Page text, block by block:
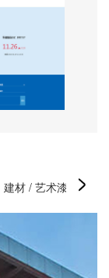
建材 / 艺术漆 / 门窗